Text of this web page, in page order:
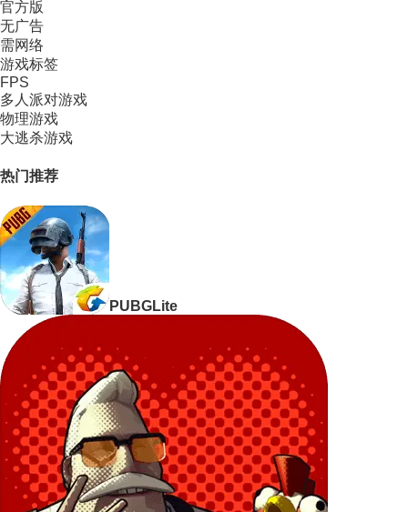
官方版
无广告
需网络
游戏标签
FPS
多人派对游戏
物理游戏
大逃杀游戏
热门推荐
PUBGLite